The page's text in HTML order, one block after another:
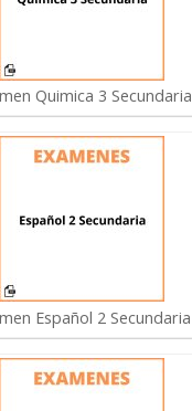
Quimica 3 Secundaria
Español 2 Secundaria